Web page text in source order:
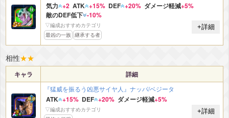
気力 +2 ATK +15% DEF +20% ダメージ軽減+5%
敵のDEF低下 -10%
▽編成おすすめカテゴリ
最凶の一族 継承する者
+詳細
相性★★
キャラ 詳細
『猛威を振るう凶悪サイヤ人』ナッパ/ベジータ
ATK +15% DEF +20% ダメージ軽減+5%
▽編成おすすめカテゴリ
+詳細